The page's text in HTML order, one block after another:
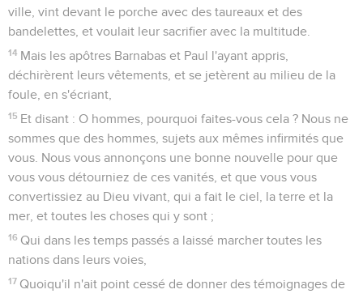
ville, vint devant le porche avec des taureaux et des
bandelettes, et voulait leur sacrifier avec la multitude.
14 Mais les apôtres Barnabas et Paul l'ayant appris,
déchirèrent leurs vêtements, et se jetèrent au milieu de la
foule, en s'écriant,
15 Et disant : O hommes, pourquoi faites-vous cela ? Nous ne
sommes que des hommes, sujets aux mêmes infirmités que
vous. Nous vous annonçons une bonne nouvelle pour que
vous vous détourniez de ces vanités, et que vous vous
convertissiez au Dieu vivant, qui a fait le ciel, la terre et la
mer, et toutes les choses qui y sont ;
16 Qui dans les temps passés a laissé marcher toutes les
nations dans leurs voies,
17 Quoiqu'il n'ait point cessé de donner des témoignages de